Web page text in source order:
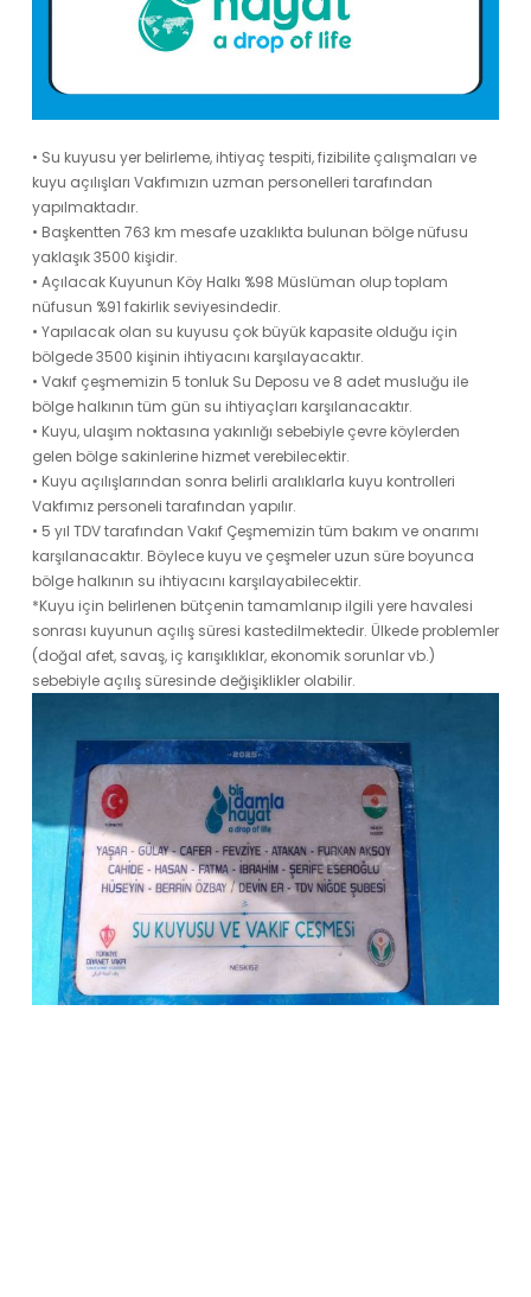
• Su kuyusu yer belirleme, ihtiyaç tespiti, fizibilite çalışmaları ve
kuyu açılışları Vakfımızın uzman personelleri tarafından
yapılmaktadır.
• Başkentten 763 km mesafe uzaklıkta bulunan bölge nüfusu
yaklaşık 3500 kişidir.
• Açılacak Kuyunun Köy Halkı %98 Müslüman olup toplam
nüfusun %91 fakirlik seviyesindedir.
• Yapılacak olan su kuyusu çok büyük kapasite olduğu için
bölgede 3500 kişinin ihtiyacını karşılayacaktır.
• Vakıf çeşmemizin 5 tonluk Su Deposu ve 8 adet musluğu ile
bölge halkının tüm gün su ihtiyaçları karşılanacaktır.
• Kuyu, ulaşım noktasına yakınlığı sebebiyle çevre köylerden
gelen bölge sakinlerine hizmet verebilecektir.
• Kuyu açılışlarından sonra belirli aralıklarla kuyu kontrolleri
Vakfımız personeli tarafından yapılır.
• 5 yıl TDV tarafından Vakıf Çeşmemizin tüm bakım ve onarımı
karşılanacaktır. Böylece kuyu ve çeşmeler uzun süre boyunca
bölge halkının su ihtiyacını karşılayabilecektir.
*Kuyu için belirlenen bütçenin tamamlanıp ilgili yere havalesi
sonrası kuyunun açılış süresi kastedilmektedir. Ülkede problemler
(doğal afet, savaş, iç karışıklıklar, ekonomik sorunlar vb.)
sebebiyle açılış süresinde değişiklikler olabilir.